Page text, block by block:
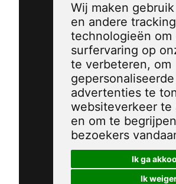
Wij maken
en andere
technologieën om
surfervaring op
te verbeteren, om
advertenties te
websiteverkeer te
en om te
bezoekers
Ik ga
Ik